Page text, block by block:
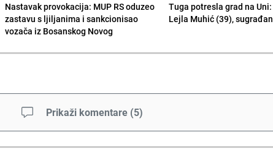
Nastavak provokacija: MUP RS oduzeo
zastavu s ljiljanima i sankcionisao
vozača iz Bosanskog Novog
Tuga potresla grad na
Lejla Muhić (39),
Prikaži komentare (5)